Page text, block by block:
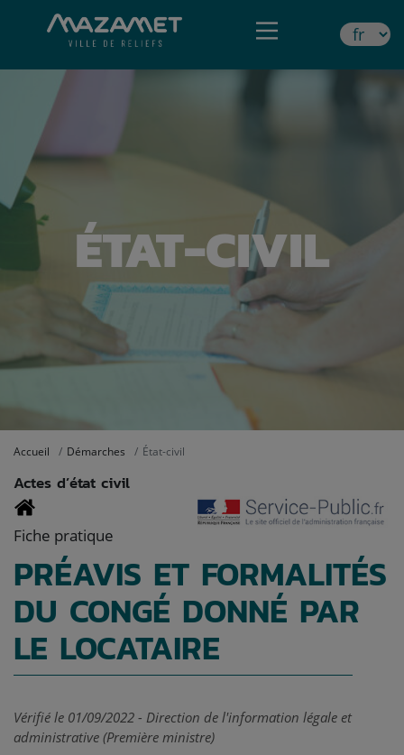
ÉTAT-CIVIL
Accueil Démarches État-civil
Actes d’état civil
Fiche pratique
PRÉAVIS ET FORMALITÉS
DU CONGÉ DONNÉ PAR
LE LOCATAIRE
Vérifié le 01/09/2022 - Direction de l'information légale et
administrative (Première ministre)